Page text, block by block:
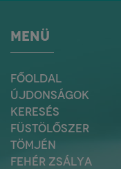
MENÜ
FŐOLDAL
ÚJDONSÁGOK
KERESÉS
FÜSTÖLŐSZER
TÖMJÉN
FEHÉR ZSÁLYA